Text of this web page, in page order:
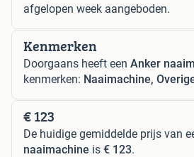
afgelopen week aangeboden.
Kenmerken
Doorgaans heeft een Anker
kenmerken: Naaimachine,
€ 123
De huidige gemiddelde prijs van
naaimachine is € 123.